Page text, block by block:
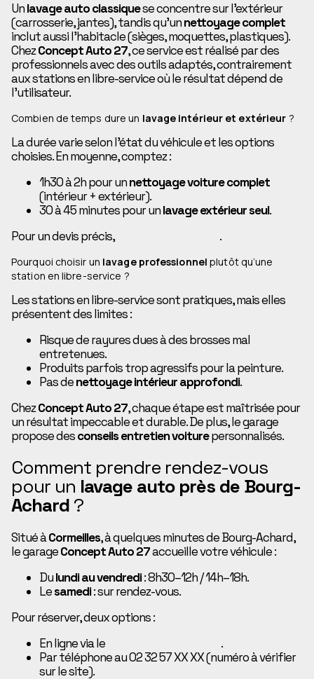
Unlavage auto classiquese concentre sur l’extérieur
(carrosserie, jantes), tandis qu’unnettoyage complet
inclut aussi l’habitacle (sièges, moquettes, plastiques).
ChezConcept Auto 27, ce service est réalisé par des
professionnels avec des outils adaptés, contrairement
aux stations en libre-service où le résultat dépend de
l’utilisateur.
Combien de temps dure un lavage intérieur et extérieur ?
La durée varie selon l’état du véhicule et les options
choisies. En moyenne, comptez :
1h30 à 2h pour unnettoyage voiture complet
(intérieur + extérieur).
30 à 45 minutes pour unlavage extérieur seul.
Pour un devis précis,
.
Pourquoi choisir un lavage professionnel plutôt qu’une
station en libre-service ?
Les stations en libre-service sont pratiques, mais elles
présentent des limites :
Risque de rayures dues à des brosses mal
entretenues.
Produits parfois trop agressifs pour la peinture.
Pas denettoyage intérieur approfondi.
ChezConcept Auto 27, chaque étape est maîtrisée pour
un résultat impeccable et durable. De plus, le garage
propose desconseils entretien voiturepersonnalisés.
Comment prendre rendez-vous
pour un lavage auto près de Bourg-
Achard ?
Situé àCormeilles, à quelques minutes de Bourg-Achard,
le garageConcept Auto 27accueille votre véhicule :
Dulundi au vendredi: 8h30–12h / 14h–18h.
Lesamedi: sur rendez-vous.
Pour réserver, deux options :
En ligne via le
.
Par téléphone au 02 32 57 XX XX (numéro à vérifier
sur le site).